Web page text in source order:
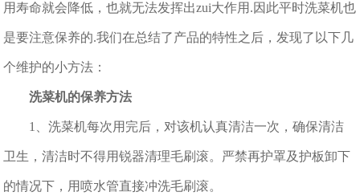
用寿命就会降低，也就无法发挥出zui大作用.因此平时洗菜机也
是要注意保养的.我们在总结了产品的特性之后，发现了以下几
个维护的小方法：
洗菜机的保养方法
1、洗菜机每次用完后，对该机认真清洁一次，确保清洁
卫生，清洁时不得用锐器清理毛刷滚。严禁再护罩及护板卸下
的情况下，用喷水管直接冲洗毛刷滚。